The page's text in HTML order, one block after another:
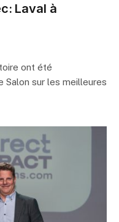
Laval à
ont été
Salon sur les meilleures